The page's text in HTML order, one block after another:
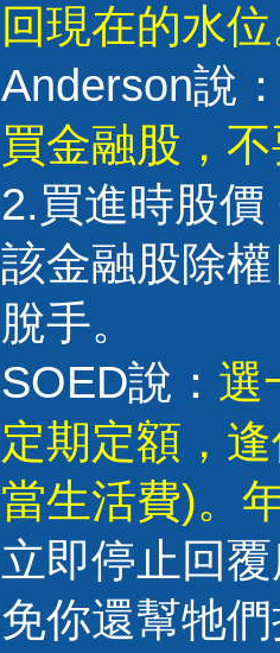
回現在的水
Anderson說
買金融股，
2.買進時股
該金融股除
脫手。
SOED說： 選
定期定額，
當生活費)。
立即停止回
免你還幫牠